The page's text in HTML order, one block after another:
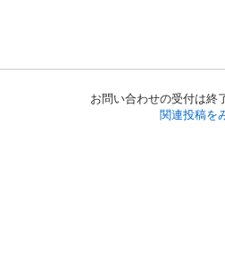
お問い合わせの受付は終
関連投稿を